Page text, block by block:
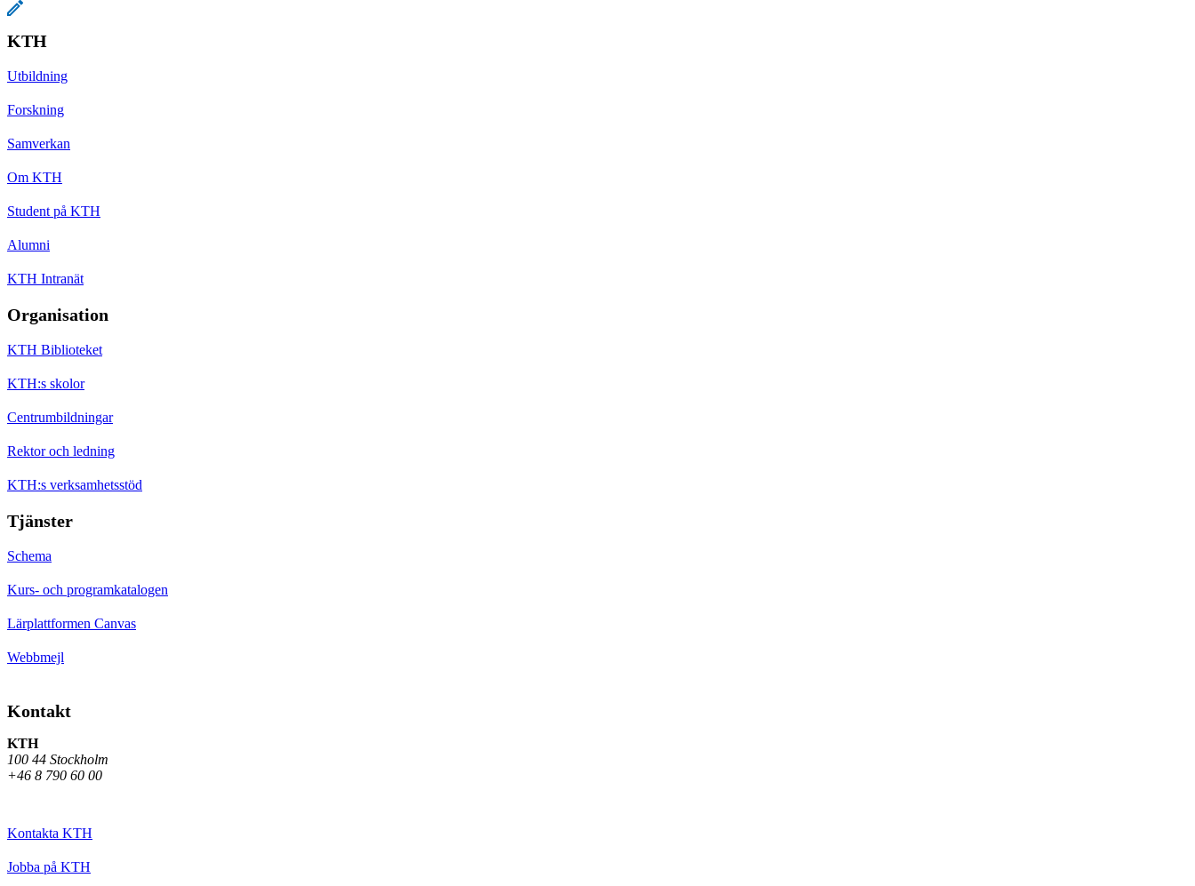
KTH
Utbildning
Forskning
Samverkan
Om KTH
Student på KTH
Alumni
KTH Intranät
Organisation
KTH Biblioteket
KTH:s skolor
Centrumbildningar
Rektor och ledning
KTH:s verksamhetsstöd
Tjänster
Schema
Kurs- och programkatalogen
Lärplattformen Canvas
Webbmejl
Kontakt
KTH
100 44 Stockholm
+46 8 790 60 00
Kontakta KTH
Jobba på KTH